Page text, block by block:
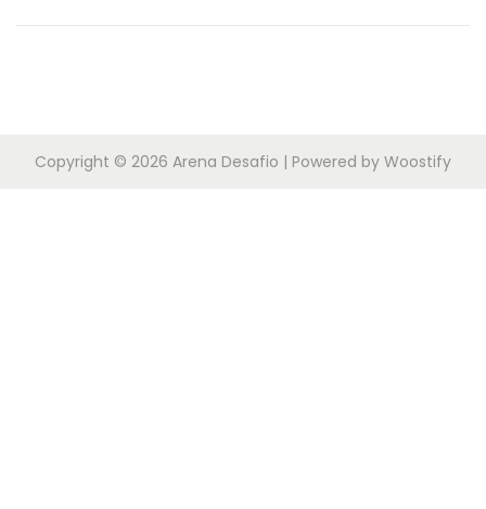
Copyright © 2026 Arena Desafio | Powered by Woostify